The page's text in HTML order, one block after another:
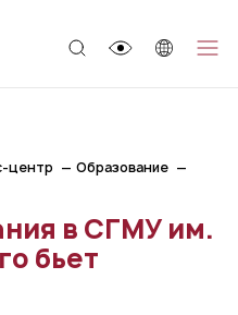
центр
Образование
в СГМУ им.
бьет